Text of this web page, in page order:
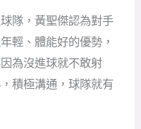
隊，黃聖傑認為對手
輕、體能好的優勢，
為沒進球就不敢射
積極溝通，球隊就有